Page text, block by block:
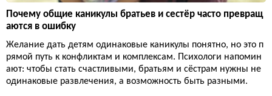
Почему общие каникулы братьев и сестёр часто превращ
аются в ошибку
Желание дать детям одинаковые каникулы понятно, но это п
рямой путь к конфликтам и комплексам. Психологи напомин
ают: чтобы стать счастливыми, братьям и сёстрам нужны не
одинаковые развлечения, а возможность быть разными.